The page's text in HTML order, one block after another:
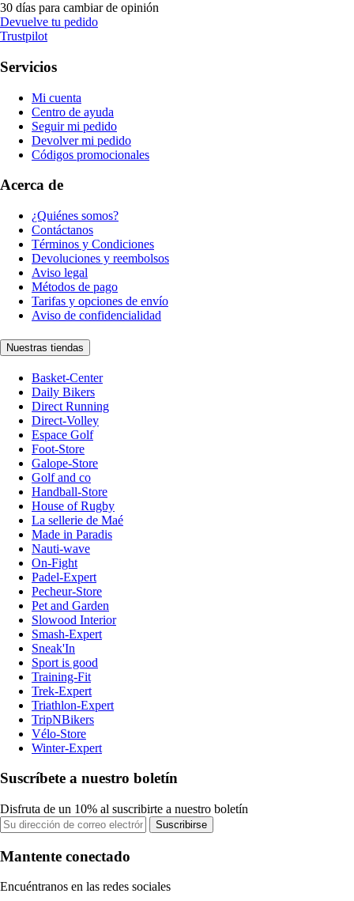
30 días para cambiar de opinión
Devuelve tu pedido
Trustpilot
Servicios
Mi cuenta
Centro de ayuda
Seguir mi pedido
Devolver mi pedido
Códigos promocionales
Acerca de
¿Quiénes somos?
Contáctanos
Términos y Condiciones
Devoluciones y reembolsos
Aviso legal
Métodos de pago
Tarifas y opciones de envío
Aviso de confidencialidad
Nuestras tiendas
Basket-Center
Daily Bikers
Direct Running
Direct-Volley
Espace Golf
Foot-Store
Galope-Store
Golf and co
Handball-Store
House of Rugby
La sellerie de Maé
Made in Paradis
Nauti-wave
On-Fight
Padel-Expert
Pecheur-Store
Pet and Garden
Slowood Interior
Smash-Expert
Sneak'In
Sport is good
Training-Fit
Trek-Expert
Triathlon-Expert
TripNBikers
Vélo-Store
Winter-Expert
Suscríbete a nuestro boletín
Disfruta de un 10% al suscribirte a nuestro boletín
Suscribirse
Mantente conectado
Encuéntranos en las redes sociales